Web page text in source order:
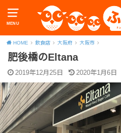
MENU
HOME 飲食店 大阪府 大阪市
肥後橋のEltana
2019年12月25日 2020年1月6日